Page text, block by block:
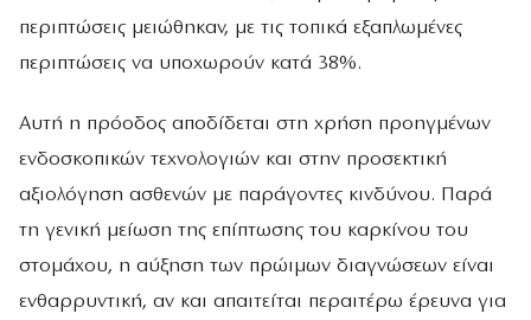
περιπτώσεις μειώθηκαν, με τις τοπικά εξαπλωμένες
περιπτώσεις να υποχωρούν κατά 38%.
Αυτή η πρόοδος αποδίδεται στη χρήση προηγμένων
ενδοσκοπικών τεχνολογιών και στην προσεκτική
αξιολόγηση ασθενών με παράγοντες κινδύνου. Παρά
τη γενική μείωση της επίπτωσης του καρκίνου του
στομάχου, η αύξηση των πρώιμων διαγνώσεων είναι
ενθαρρυντική, αν και απαιτείται περαιτέρω έρευνα για